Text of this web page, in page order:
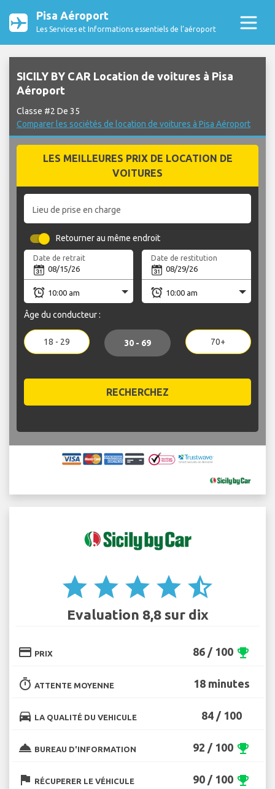
Pisa Aéroport
Les Services et Informations essentiels de l’aéroport
SICILY BY CAR Location de voitures à Pisa
Aéroport
Classe #2 De 35
Comparer les sociétés de location de voitures à Pisa Aéroport
LES MEILLEURES PRIX DE LOCATION DE
VOITURES
Lieu de prise en charge
Retourner au même endroit
Date de retrait Date de restitution
Âge du conducteur :
18 - 29 30 - 69 70+
RECHERCHEZ
star star star star star_half
Evaluation 8,8 sur dix
credit_card PRIX 86 / 100 emoji_events
timer ATTENTE MOYENNE 18 minutes
directions_car LA QUALITÉ DU VEHICULE 84 / 100
room_service BUREAU D'INFORMATION 92 / 100 emoji_events
flag RÉCUPERER LE VÉHICULE 90 / 100 emoji_events